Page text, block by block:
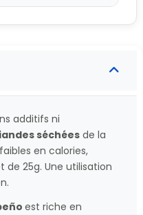
additifs ni
séchées de la
en calories,
de 25g. Une utilisation
est riche en